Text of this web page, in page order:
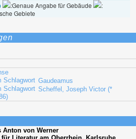
:Genaue Angabe für Gebäude
:
Gebiete
Gaudeamus
Scheffel, Joseph Victor (*
Anton von Werner